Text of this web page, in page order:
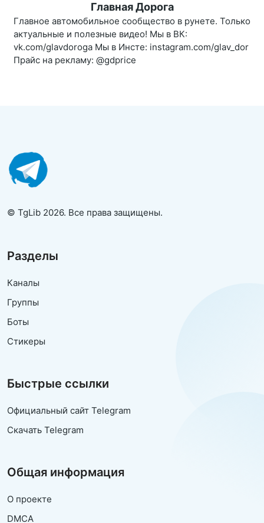
Главная Дорога
Главное автомобильное сообщество в рунете. Только
актуальные и полезные видео! Мы в ВК:
vk.com/glavdoroga Мы в Инсте: instagram.com/glav_dor
Прайс на рекламу: @gdprice
© TgLib 2026. Все права защищены.
Разделы
Каналы
Группы
Боты
Стикеры
Быстрые ссылки
Официальный сайт Telegram
Скачать Telegram
Общая информация
О проекте
DMCA